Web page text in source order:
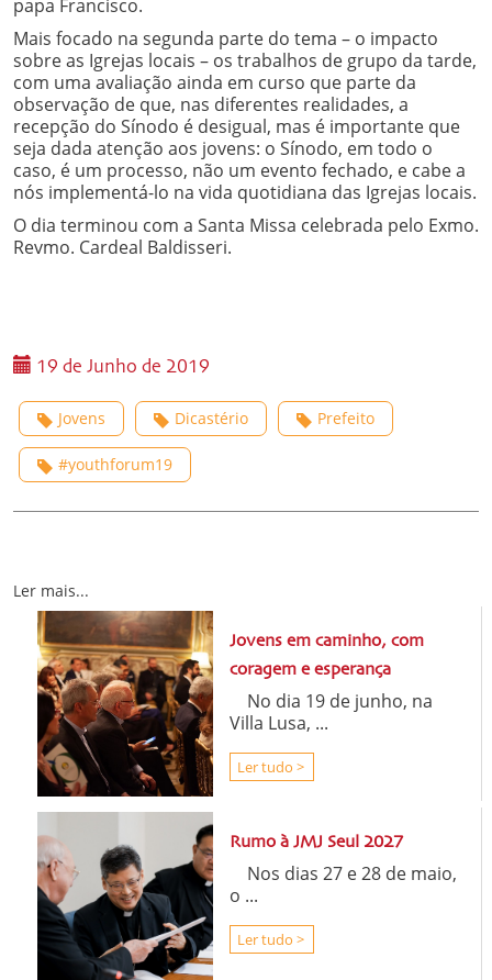
papa Francisco.
Mais focado na segunda parte do tema – o impacto
sobre as Igrejas locais – os trabalhos de grupo da tarde,
com uma avaliação ainda em curso que parte da
observação de que, nas diferentes realidades, a
recepção do Sínodo é desigual, mas é importante que
seja dada atenção aos jovens: o Sínodo, em todo o
caso, é um processo, não um evento fechado, e cabe a
nós implementá-lo na vida quotidiana das Igrejas locais.
O dia terminou com a Santa Missa celebrada pelo Exmo.
Revmo. Cardeal Baldisseri.
19 de Junho de 2019
Jovens Dicastério Prefeito
#youthforum19
Ler mais...
Jovens em caminho, com
coragem e esperança
No dia 19 de junho, na
Villa Lusa, ...
Ler tudo >
Rumo à JMJ Seul 2027
Nos dias 27 e 28 de maio,
o ...
Ler tudo >